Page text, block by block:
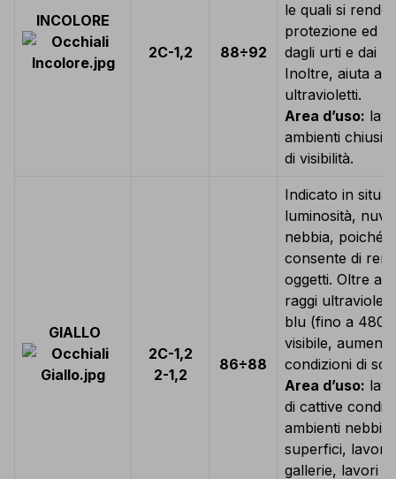
INCOLORE
2C-1,2
88÷92
le quali si rende
protezione ed il
dagli urti e dai
Inoltre, aiuta a
ultravioletti.
Area d’uso:
ambienti chiusi
di visibilità.
GIALLO
2C-1,2
2-1,2
86÷88
Indicato in
luminosità,
nebbia, poiché
consente di
oggetti. Oltre a
raggi
blu (fino a 480
visibile,
condizioni di
Area d’uso:
di cattive
ambienti
superfici,
gallerie, lavori